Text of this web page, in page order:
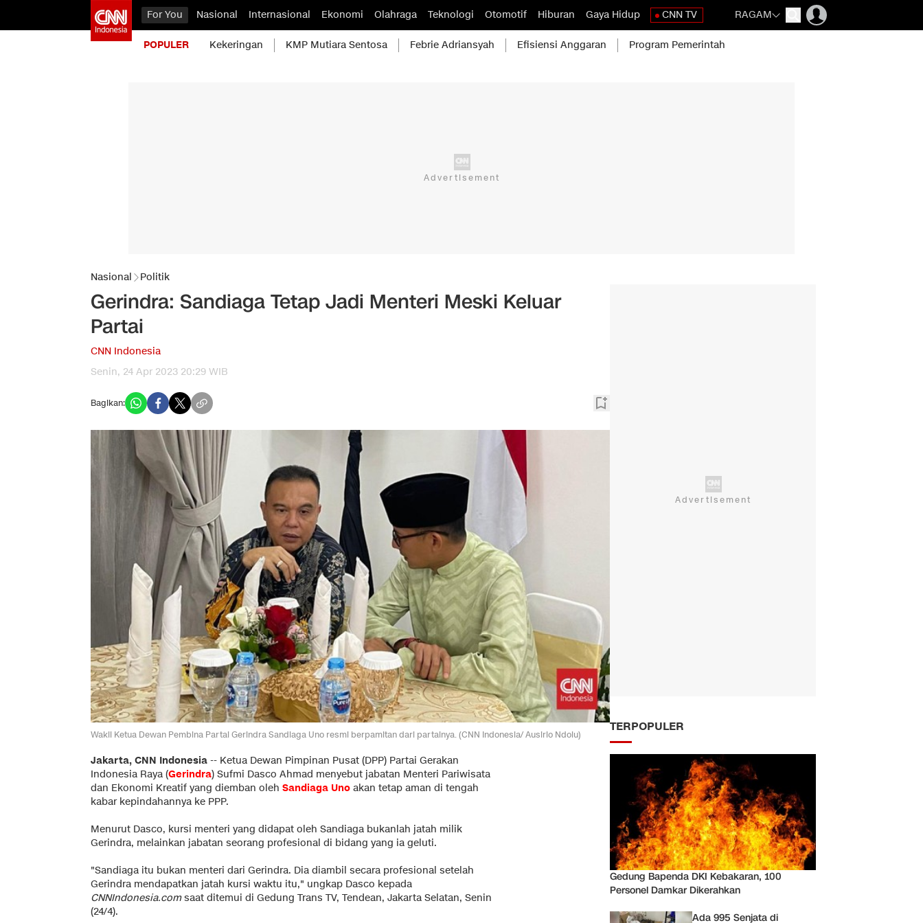
For You Nasional Internasional Ekonomi Olahraga Teknologi Otomotif Hiburan Gaya Hidup CNN TV RAGAM
POPULER Kekeringan KMP Mutiara Sentosa Febrie Adriansyah Efisiensi Anggaran Program Pemerintah
Nasional Politik
Gerindra: Sandiaga Tetap Jadi Menteri Meski Keluar
Partai
CNN Indonesia
Senin, 24 Apr 2023 20:29 WIB
Bagikan:
Wakil Ketua Dewan Pembina Partai Gerindra Sandiaga Uno resmi berpamitan dari partainya. (CNN Indonesia/ Ausirio Ndolu)
Jakarta, CNN Indonesia -- Ketua Dewan Pimpinan Pusat (DPP) Partai Gerakan
Indonesia Raya (Gerindra) Sufmi Dasco Ahmad menyebut jabatan Menteri Pariwisata
dan Ekonomi Kreatif yang diemban oleh Sandiaga Uno akan tetap aman di tengah
kabar kepindahannya ke PPP.
Menurut Dasco, kursi menteri yang didapat oleh Sandiaga bukanlah jatah milik
Gerindra, melainkan jabatan seorang profesional di bidang yang ia geluti.
"Sandiaga itu bukan menteri dari Gerindra. Dia diambil secara profesional setelah
Gerindra mendapatkan jatah kursi waktu itu," ungkap Dasco kepada
CNNIndonesia.comsaat ditemui di Gedung Trans TV, Tendean, Jakarta Selatan, Senin
(24/4).
TERPOPULER
Gedung Bapenda DKI Kebakaran, 100
Personel Damkar Dikerahkan
Ada 995 Senjata di